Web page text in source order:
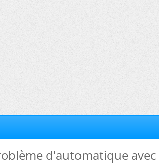
d'automatique avec